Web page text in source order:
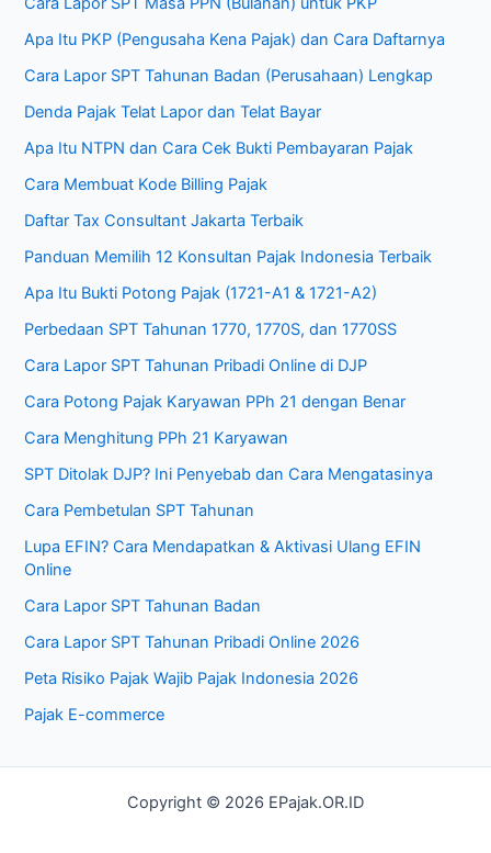
Apa Itu PKP (Pengusaha Kena Pajak) dan Cara Daftarnya
Cara Lapor SPT Tahunan Badan (Perusahaan) Lengkap
Denda Pajak Telat Lapor dan Telat Bayar
Apa Itu NTPN dan Cara Cek Bukti Pembayaran Pajak
Cara Membuat Kode Billing Pajak
Daftar Tax Consultant Jakarta Terbaik
Panduan Memilih 12 Konsultan Pajak Indonesia Terbaik
Apa Itu Bukti Potong Pajak (1721-A1 & 1721-A2)
Perbedaan SPT Tahunan 1770, 1770S, dan 1770SS
Cara Lapor SPT Tahunan Pribadi Online di DJP
Cara Potong Pajak Karyawan PPh 21 dengan Benar
Cara Menghitung PPh 21 Karyawan
SPT Ditolak DJP? Ini Penyebab dan Cara Mengatasinya
Cara Pembetulan SPT Tahunan
Lupa EFIN? Cara Mendapatkan & Aktivasi Ulang EFIN
Online
Cara Lapor SPT Tahunan Badan
Cara Lapor SPT Tahunan Pribadi Online 2026
Peta Risiko Pajak Wajib Pajak Indonesia 2026
Pajak E-commerce
Copyright © 2026 EPajak.OR.ID